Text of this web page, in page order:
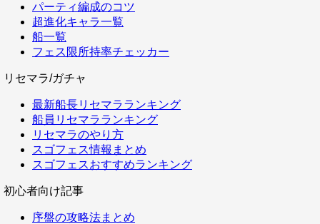
パーティ編成のコツ
超進化キャラ一覧
船一覧
フェス限所持率チェッカー
リセマラ/ガチャ
最新船長リセマラランキング
船員リセマラランキング
リセマラのやり方
スゴフェス情報まとめ
スゴフェスおすすめランキング
初心者向け記事
序盤の攻略法まとめ